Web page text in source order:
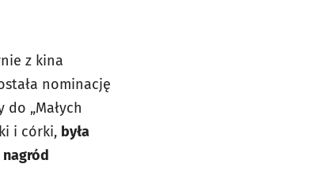
z kina
nominację
„Małych
i córki, była